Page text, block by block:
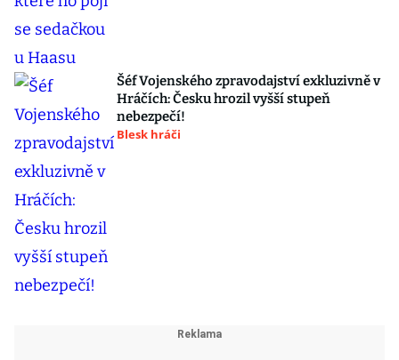
Šéf Vojenského zpravodajství exkluzivně v
Hráčích: Česku hrozil vyšší stupeň
nebezpečí!
Blesk hráči